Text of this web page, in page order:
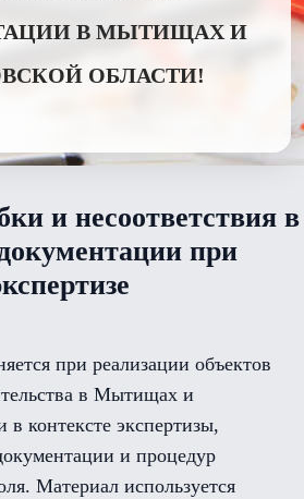
В МЫТИЩАХ И
ОБЛАСТИ!
и несоответствия в
при
при реализации объектов
в Мытищах и
в контексте экспертизы,
и процедур
Материал используется